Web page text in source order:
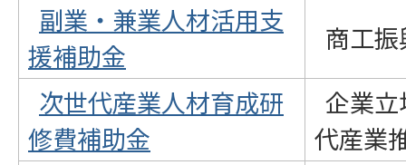
副業・兼業人材活用支
援補助金
商工
次世代産業人材育成研
修費補助金
企業
代産業